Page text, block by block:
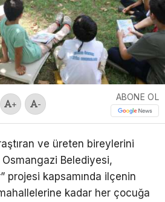
+ -
ABONE OL
ve üreten bireylerini
Belediyesi,
projesi kapsamında ilçenin
kadar her çocuğa